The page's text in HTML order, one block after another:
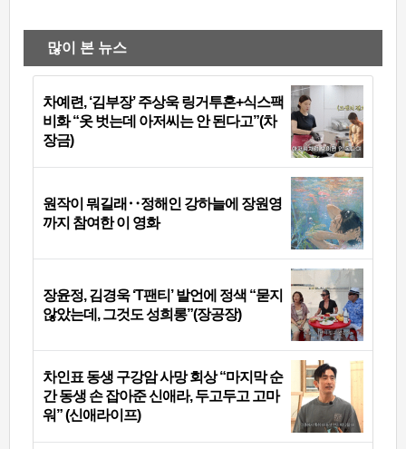
많이 본 뉴스
차예련, ‘김부장’ 주상욱 링거투혼+식스팩
비화 “옷 벗는데 아저씨는 안 된다고”(차
장금)
원작이 뭐길래‥정해인 강하늘에 장원영
까지 참여한 이 영화
장윤정, 김경욱 ‘T팬티’ 발언에 정색 “묻지
않았는데, 그것도 성희롱”(장공장)
차인표 동생 구강암 사망 회상 “마지막 순
간 동생 손 잡아준 신애라, 두고두고 고마
워” (신애라이프)